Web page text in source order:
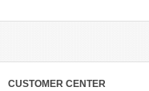
CUSTOMER CENTER